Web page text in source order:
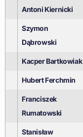
Antoni Kiernicki
Szymon
Dąbrowski
Kacper Bartkowiak
Hubert Ferchmin
Franciszek
Rumatowski
Stanisław